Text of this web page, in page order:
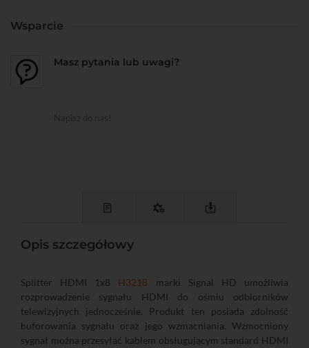
Wsparcie
Masz pytania lub uwagi?
Opis szczegółowy
Splitter HDMI 1x8 H3218 marki Signal HD umożliwia
rozprowadzenie sygnału HDMI do ośmiu odbiorników
telewizyjnych jednocześnie. Produkt ten posiada zdolność
buforowania sygnału oraz jego wzmacniania. Wzmocniony
sygnał można przesyłać kablem obsługującym standard HDMI